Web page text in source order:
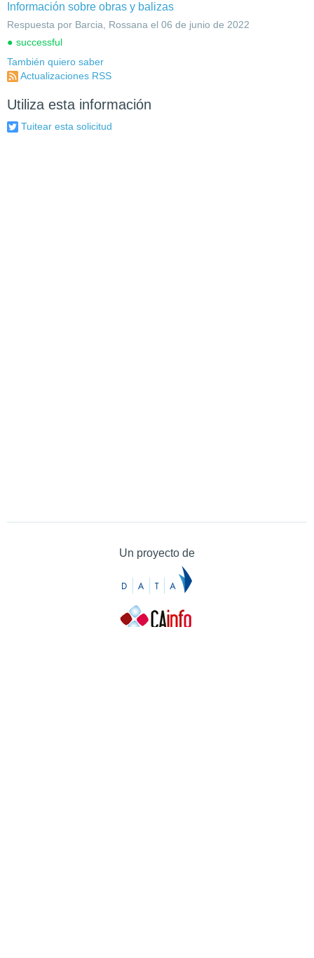
Información sobre obras y balizas
Respuesta por Barcia, Rossana el 06 de junio de 2022
successful
También quiero saber
Actualizaciones RSS
Utiliza esta información
Tuitear esta solicitud
Un proyecto de